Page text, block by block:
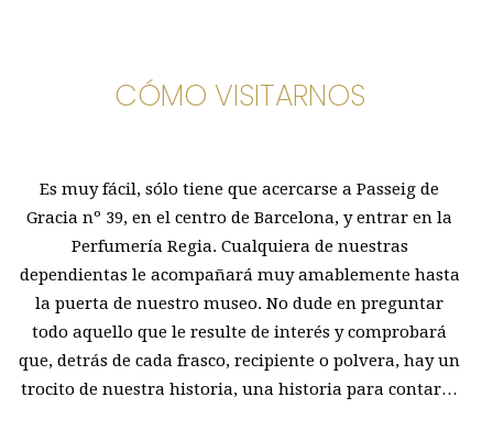
CÓMO VISITARNOS
Es muy fácil, sólo tiene que acercarse a Passeig de
Gracia nº 39, en el centro de Barcelona, y entrar en la
Perfumería Regia. Cualquiera de nuestras
dependientas le acompañará muy amablemente hasta
la puerta de nuestro museo. No dude en preguntar
todo aquello que le resulte de interés y comprobará
que, detrás de cada frasco, recipiente o polvera, hay un
trocito de nuestra historia, una historia para contar…